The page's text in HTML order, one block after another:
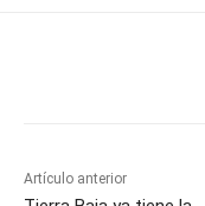
Artículo anterior